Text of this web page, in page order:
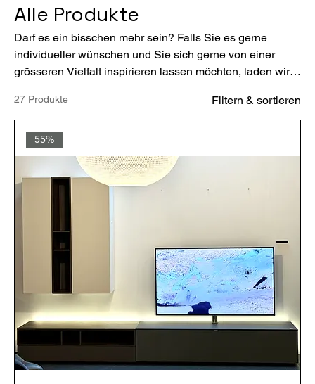
Alle Produkte
Darf es ein bisschen mehr sein? Falls Sie es gerne
individueller wünschen und Sie sich gerne von einer
grösseren Vielfalt inspirieren lassen möchten, laden wir
Showroom in Stans zu besuchen. Entdecken Sie vor Ort
eine beeindruckende Auswahl an Produkten, lassen Sie
sich von unseren Experten beraten und finden Sie genau
das, was Ihr Herz begehrt. Wir freuen uns darauf, Sie
persönlich zu begrüssen!
27 Produkte Filtern & sortieren
55%